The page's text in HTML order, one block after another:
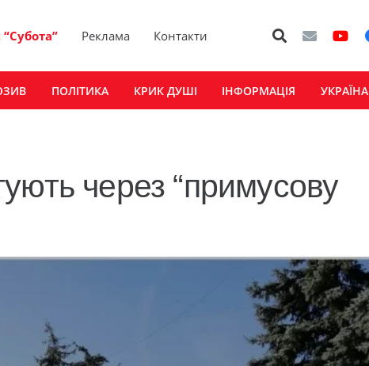
Реклама Контакти
ПОЛІТИКА КРИК ДУШІ ІНФОРМАЦІЯ УКРАЇНА
через “примусову